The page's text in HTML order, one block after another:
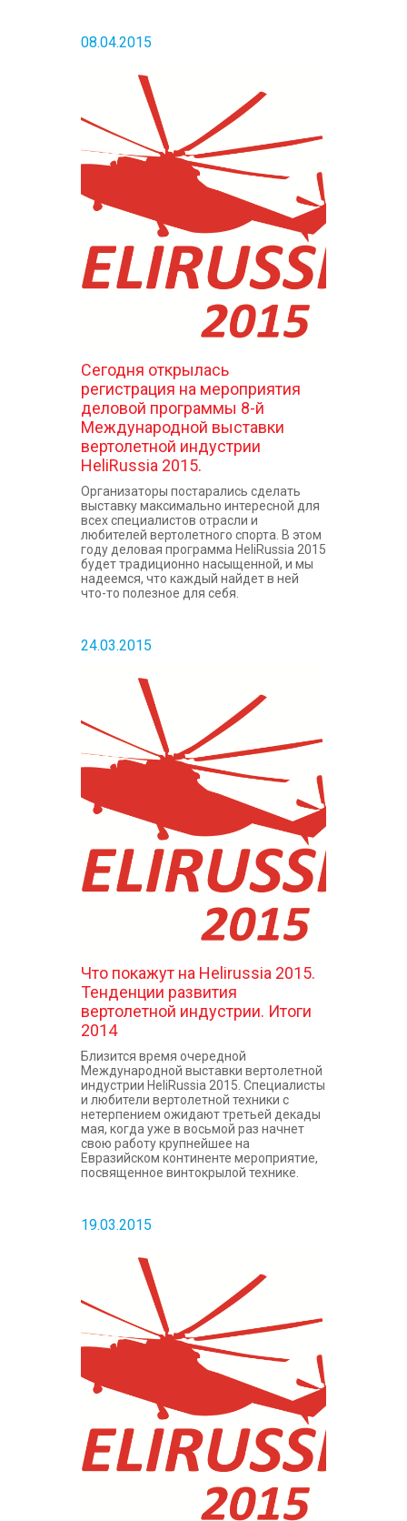
08.04.2015
Сегодня открылась
регистрация на мероприятия
деловой программы 8-й
Международной выставки
вертолетной индустрии
HeliRussia 2015.
Организаторы постарались сделать
выставку максимально интересной для
всех специалистов отрасли и
любителей вертолетного спорта. В этом
году деловая программа HeliRussia 2015
будет традиционно насыщенной, и мы
надеемся, что каждый найдет в ней
что-то полезное для себя.
24.03.2015
Что покажут на Helirussia 2015.
Тенденции развития
вертолетной индустрии. Итоги
2014
Близится время очередной
Международной выставки вертолетной
индустрии HeliRussia 2015. Специалисты
и любители вертолетной техники с
нетерпением ожидают третьей декады
мая, когда уже в восьмой раз начнет
свою работу крупнейшее на
Евразийском континенте мероприятие,
посвященное винтокрылой технике.
19.03.2015